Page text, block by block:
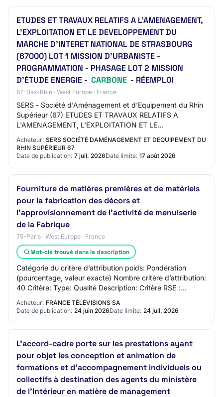
ETUDES ET TRAVAUX RELATIFS A L'AMENAGEMENT,
L'EXPLOITATION ET LE DEVELOPPEMENT DU
MARCHE D'INTERET NATIONAL DE STRASBOURG
(67000) LOT 1 MISSION D'URBANISTE -
PROGRAMMATION - PHASAGE LOT 2 MISSION
D'ÉTUDE ENERGIE - CARBONE - RÉEMPLOI
67-Bas-Rhin · West Europe · France
SERS - Société d'Aménagement et d'Equipement du Rhin
Supérieur (67) ETUDES ET TRAVAUX RELATIFS A
L'AMENAGEMENT, L'EXPLOITATION ET LE
DEVELOPPEMENT DU MARCHE D'INTERET NATIONAL
DE STRASBOURG (67000) L…
Acheteur: SERS SOCIÉTÉ DAMÉNAGEMENT ET DEQUIPEMENT DU
RHIN SUPÉRIEUR 67
Date de publication: 7 juil. 2026Date limite: 17 août 2026
Fourniture de matières premières et de matériels
pour la fabrication des décors et
l’approvisionnement de l’activité de menuiserie
de la Fabrique
75-Paris · West Europe · France
Mot-clé trouvé dans la description
Catégorie du critère d’attribution poids: Pondération
(pourcentage, valeur exacte) Nombre critère d’attribution:
40 Critère: Type: Qualité Description: Critère RSE :
Performance environnementale des…
Acheteur: FRANCE TÉLÉVISIONS SA
Date de publication: 24 juin 2026Date limite: 24 juil. 2026
L’accord-cadre porte sur les prestations ayant
pour objet les conception et animation de
formations et d'accompagnement individuels ou
collectifs à destination des agents du ministère
de l'Intérieur en matière de management